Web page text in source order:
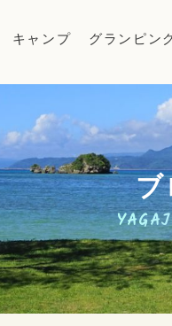
キャンプ グランピン